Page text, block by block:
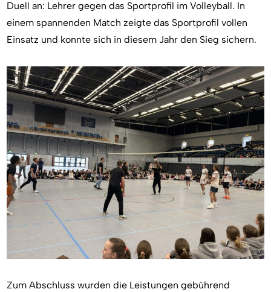
Duell an: Lehrer gegen das Sportprofil im Volleyball. In
einem spannenden Match zeigte das Sportprofil vollen
Einsatz und konnte sich in diesem Jahr den Sieg sichern.
Zum Abschluss wurden die Leistungen gebührend